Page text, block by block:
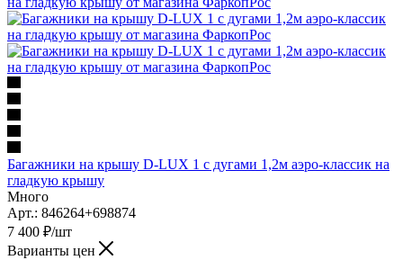
Багажники на крышу D-LUX 1 с дугами 1,2м аэро-классик на
гладкую крышу
Много
Арт.: 846264+698874
7 400 ₽/шт
Варианты цен